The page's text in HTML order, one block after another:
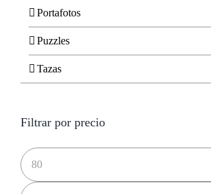
Portafotos
Puzzles
Tazas
Filtrar por precio
Precio
mínimo
Precio